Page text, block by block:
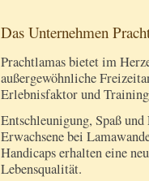
Das Unternehmen
Prachtlamas bietet im
außergewöhnliche
Erlebnisfaktor und
Entschleunigung, Spaß
Erwachsene bei
Handicaps erhalten eine
Lebensqualität.